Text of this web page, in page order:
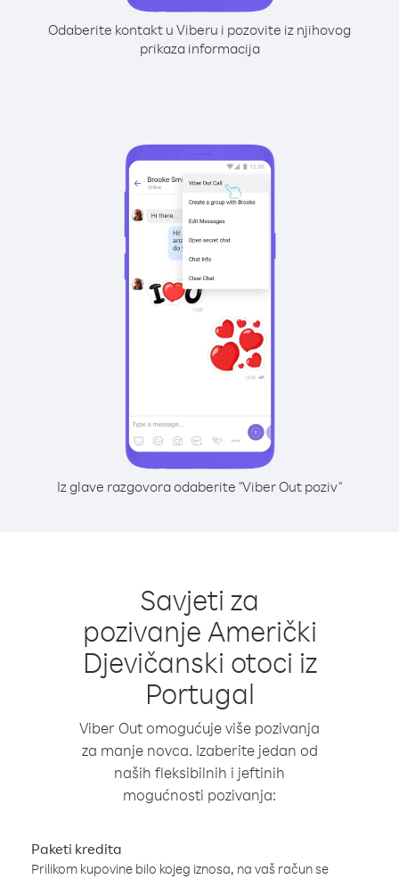
Odaberite kontakt u Viberu i pozovite iz njihovog
prikaza informacija
Iz glave razgovora odaberite "Viber Out poziv"
Savjeti za
pozivanje Američki
Djevičanski otoci iz
Portugal
Viber Out omogućuje više pozivanja
za manje novca. Izaberite jedan od
naših fleksibilnih i jeftinih
mogućnosti pozivanja:
Paketi kredita
Prilikom kupovine bilo kojeg iznosa, na vaš račun se